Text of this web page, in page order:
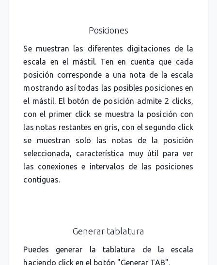
Posiciones
Se muestran las diferentes digitaciones de la
escala en el mástil. Ten en cuenta que cada
posición corresponde a una nota de la escala
mostrando así todas las posibles posiciones en
el mástil. El botón de posición admite 2 clicks,
con el primer click se muestra la posición con
las notas restantes en gris, con el segundo click
se muestran solo las notas de la posición
seleccionada, característica muy útil para ver
las conexiones e intervalos de las posiciones
contiguas.
Generar tablatura
Puedes generar la tablatura de la escala
haciendo click en el botón "Generar TAB".